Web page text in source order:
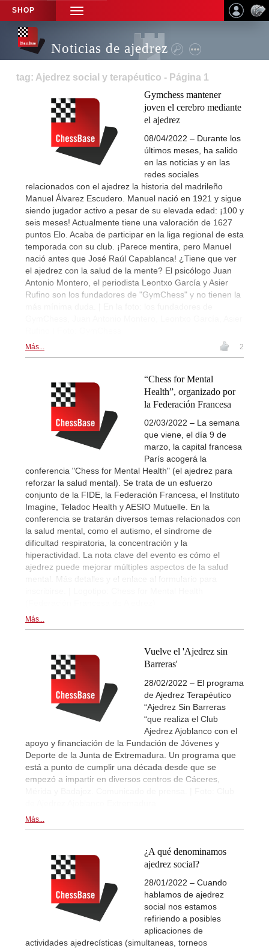
SHOP
TOGGLE
NAVIGATION
Noticias de ajedrez
tag: Ajedrez social y terapéutico - Página 1
Gymchess mantener
joven el cerebro mediante
el ajedrez
08/04/2022 – Durante los
últimos meses, ha salido
en las noticias y en las
redes sociales
relacionados con el ajedrez la historia del madrileño
Manuel Álvarez Escudero. Manuel nació en 1921 y sigue
siendo jugador activo a pesar de su elevada edad: ¡100 y
seis meses! Actualmente tiene una valoración de 1627
puntos Elo. Acaba de participar en la liga regional de esta
temporada con su club. ¡Parece mentira, pero Manuel
nació antes que José Raúl Capablanca! ¿Tiene que ver
el ajedrez con la salud de la mente? El psicólogo Juan
Antonio Montero, el periodista Leontxo García y Asier
Rufino son los fundadores de "GymChess" y no tienen la
Más... 2
“Chess for Mental
Health”, organizado por
la Federación Francesa
02/03/2022 – La semana
que viene, el día 9 de
marzo, la capital francesa
París acogerá la
conferencia "Chess for Mental Health" (el ajedrez para
reforzar la salud mental). Se trata de un esfuerzo
conjunto de la FIDE, la Federación Francesa, el Instituto
Imagine, Teladoc Health y AESIO Mutuelle. En la
conferencia se tratarán diversos temas relacionados con
la salud mental, como el autismo, el síndrome de
dificultad respiratoria, la concentración y la
hiperactividad. La nota clave del evento es cómo el
ajedrez puede mejorar múltiples aspectos de la salud
mental. Más detalles y el enlace al formulario para
Más...
Vuelve el 'Ajedrez sin
Barreras'
28/02/2022 – El programa
de Ajedrez Terapéutico
“Ajedrez Sin Barreras
“que realiza el Club
Ajedrez Ajoblanco con el
apoyo y financiación de la Fundación de Jóvenes y
Deporte de la Junta de Extremadura. Un programa que
está a punto de cumplir una década desde que se
empezó a impartir en diversos centros de Cáceres,
Más...
¿A qué denominamos
ajedrez social?
28/01/2022 – Cuando
hablamos de ajedrez
social nos estamos
refiriendo a posibles
aplicaciones de
actividades ajedrecísticas (simultaneas, torneos